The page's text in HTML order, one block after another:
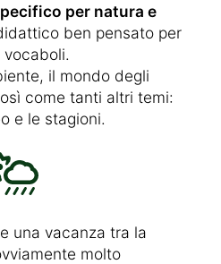
per natura e
ben pensato per
il mondo degli
come tanti altri temi:
e le stagioni.
una vacanza tra la
molto